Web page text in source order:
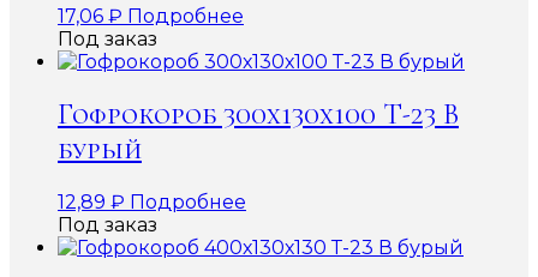
17,06 ₽ Подробнее
Под заказ
Гофрокороб 300х130х100 Т-23 В
бурый
12,89 ₽ Подробнее
Под заказ